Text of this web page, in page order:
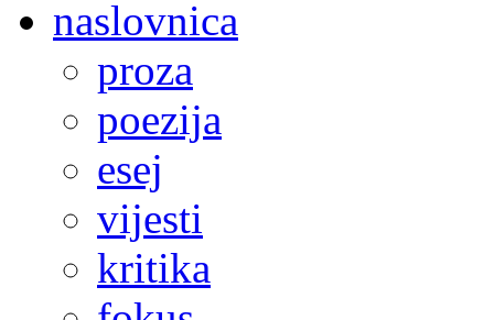
naslovnica
proza
poezija
esej
vijesti
kritika